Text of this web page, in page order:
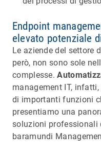
Endpoint
elevato potenziale
Le aziende del settore
però, non sono sole
complesse.
management IT,
di importanti funzioni
presentiamo una
soluzioni professionali
baramundi